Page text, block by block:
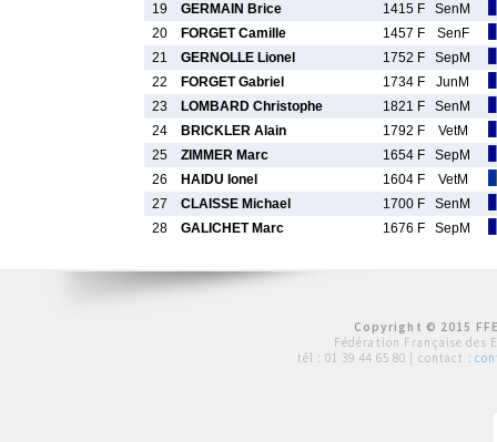
19
GERMAIN Brice 1415 F
SenM
20
FORGET Camille 1457 F
SenF
21
GERNOLLE Lionel 1752 F
SepM
22
FORGET Gabriel 1734 F
JunM
23
LOMBARD Christophe 1821 F
SenM
24
BRICKLER Alain 1792 F
VetM
25
ZIMMER Marc 1654 F
SepM
26
HAIDU Ionel 1604 F
VetM
27
CLAISSE Michael 1700 F
SenM
28
GALICHET Marc 1676 F SepM
Copyright © 2015
Fédération Française des
tél : 01 39 44 65 80 | contact :